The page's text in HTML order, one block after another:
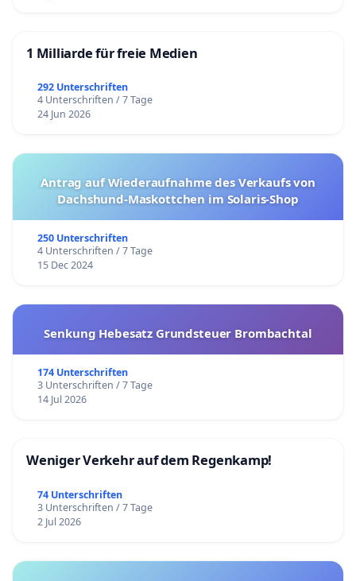
1 Milliarde für freie Medien
292 Unterschriften
4 Unterschriften / 7 Tage
24 Jun 2026
Antrag auf Wiederaufnahme des Verkaufs von
Dachshund-Maskottchen im Solaris-Shop
250 Unterschriften
4 Unterschriften / 7 Tage
15 Dec 2024
Senkung Hebesatz Grundsteuer Brombachtal
174 Unterschriften
3 Unterschriften / 7 Tage
14 Jul 2026
Weniger Verkehr auf dem Regenkamp!
74 Unterschriften
3 Unterschriften / 7 Tage
2 Jul 2026